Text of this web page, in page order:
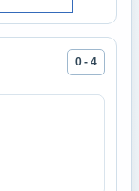
0 - 4